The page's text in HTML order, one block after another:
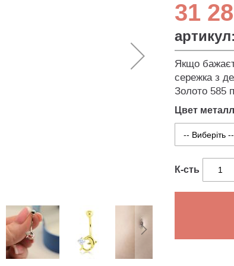
31
Якщо
сережка з
Золото 585
Цвет
К-сть